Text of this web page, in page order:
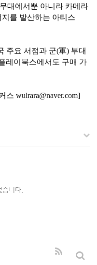
대에서뿐 아니라 카메라
를 발산하는 아티스
주요 서점과 군(軍) 부대
레이북스에서도 구매 가
wulrara@naver.com]
니다.